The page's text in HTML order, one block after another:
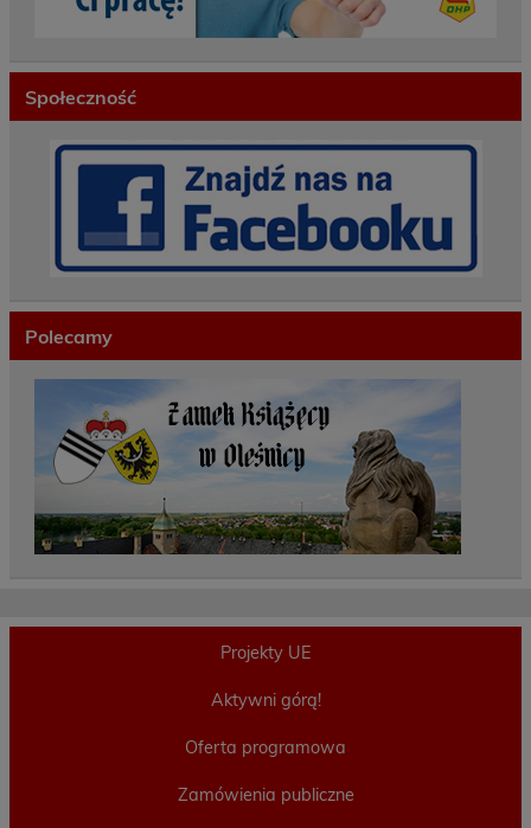
Społeczność
Polecamy
Projekty UE
Aktywni górą!
Oferta programowa
Zamówienia publiczne